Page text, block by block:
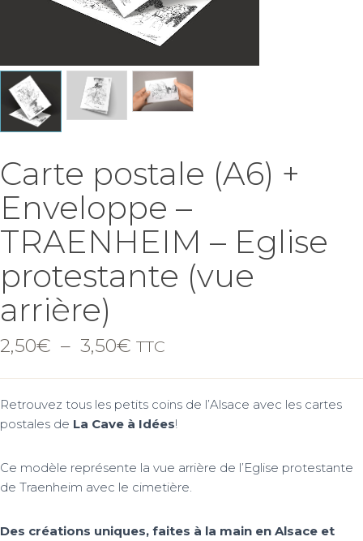
Carte postale (A6) +
Enveloppe –
TRAENHEIM – Eglise
protestante (vue
arrière)
2,50€ – 3,50€ Plage
2,50€
à
TTC
Retrouvez tous les petits coins de l’Alsace avec les cartes
postales de La Cave à Idées!
Ce modèle représente la vue arrière de l’Eglise protestante
de Traenheim avec le cimetière.
Des créations uniques, faites à la main en Alsace et